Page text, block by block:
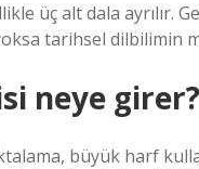
üç alt dala ayrılır.
tarihsel dilbilimin
neye girer?
büyük harf